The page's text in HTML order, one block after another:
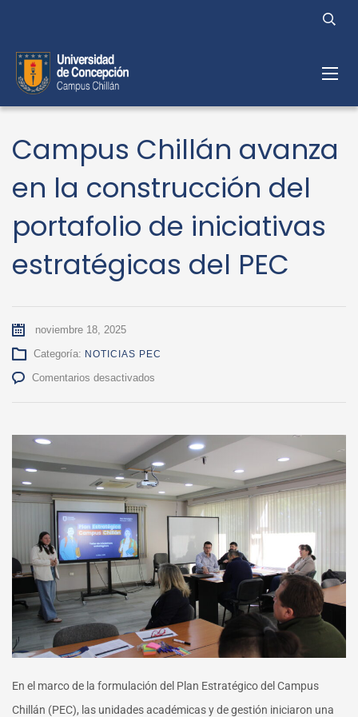
Campus Chillán avanza
en la construcción del
portafolio de iniciativas
estratégicas del PEC
noviembre 18, 2025
Categoría: NOTICIAS PEC
Comentarios desactivados
en
la
construcción
del
portafolio
iniciativas
estratégicas
del
PEC
En el marco de la formulación del Plan Estratégico del Campus
Chillán (PEC), las unidades académicas y de gestión iniciaron una